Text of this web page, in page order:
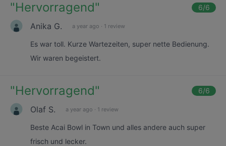
"Hervorragend" 6/6
Anika G. a year ago · 1 review
Es war toll. Kurze Wartezeiten, super nette Bedienung.
Wir waren begeistert.
"Hervorragend" 6/6
Olaf S. a year ago · 1 review
Beste Acai Bowl in Town und alles andere auch super
frisch und lecker.